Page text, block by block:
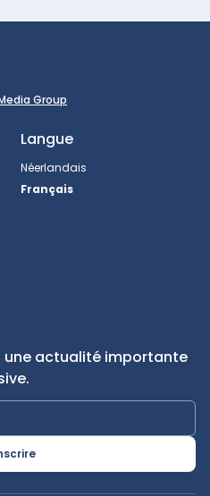
Group
Langue
Néerlandais
Français
une actualité importante